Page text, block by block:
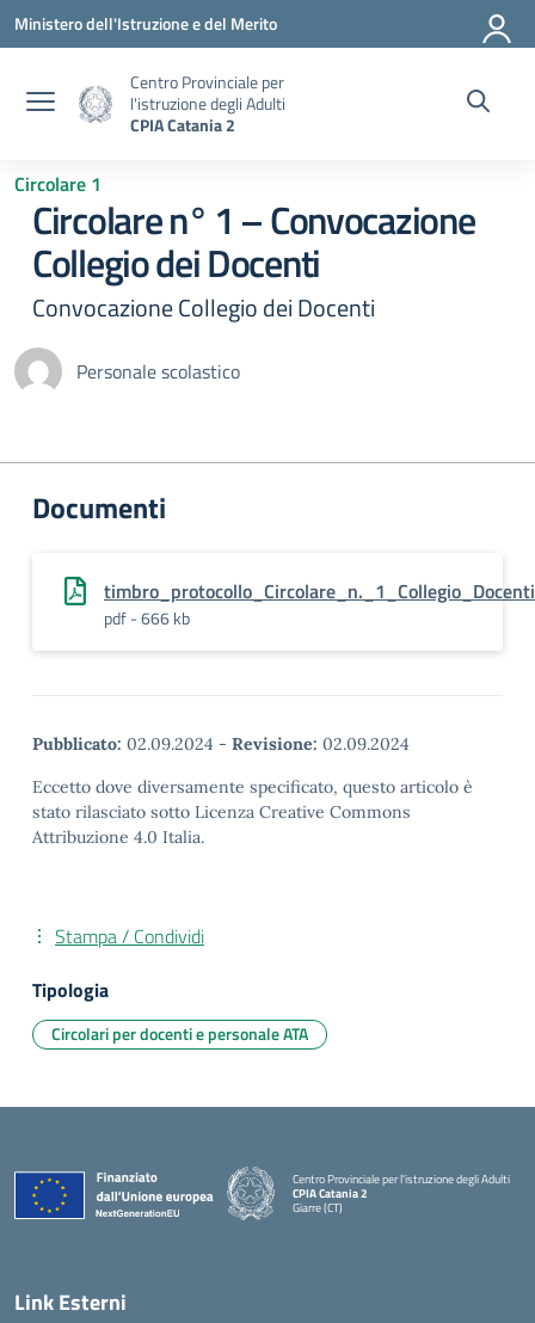
Vai ai contenuti
Vai al menu di navigazione
Vai al footer
Ministero dell'Istruzione e del Merito
Centro Provinciale per
l'istruzione degli Adulti
CPIA Catania 2
Circolare 1
Circolare n° 1 – Convocazione
Collegio dei Docenti
Convocazione Collegio dei Docenti
Personale scolastico
Documenti
pdf - 666 kb
Pubblicato: 02.09.2024 - Revisione: 02.09.2024
Eccetto dove diversamente specificato, questo articolo è
stato rilasciato sotto Licenza Creative Commons
Attribuzione 4.0 Italia.
Stampa / Condividi
Tipologia
Circolari per docenti e personale ATA
Centro Provinciale per l'istruzione degli Adulti
CPIA Catania 2
Giarre (CT)
Link Esterni